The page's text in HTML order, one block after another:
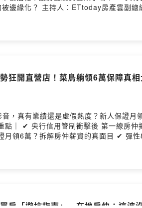
長 李同榮 ⭐請詹哥喝咖
起至12月31日， 把房屋專任委託給
狂開直營店！菜鳥躺領6萬保障真
，真有業績還是虛假熱度？新人保證
領6萬？拆解房仲薪資的真面目 ✔ 彈
⭐YT影音版 https://bit.ly/